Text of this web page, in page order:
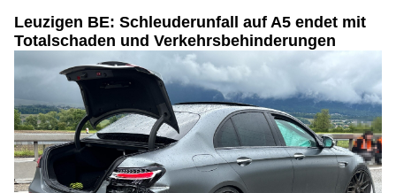
Leuzigen BE: Schleuderunfall auf A5 endet mit
Totalschaden und Verkehrsbehinderungen